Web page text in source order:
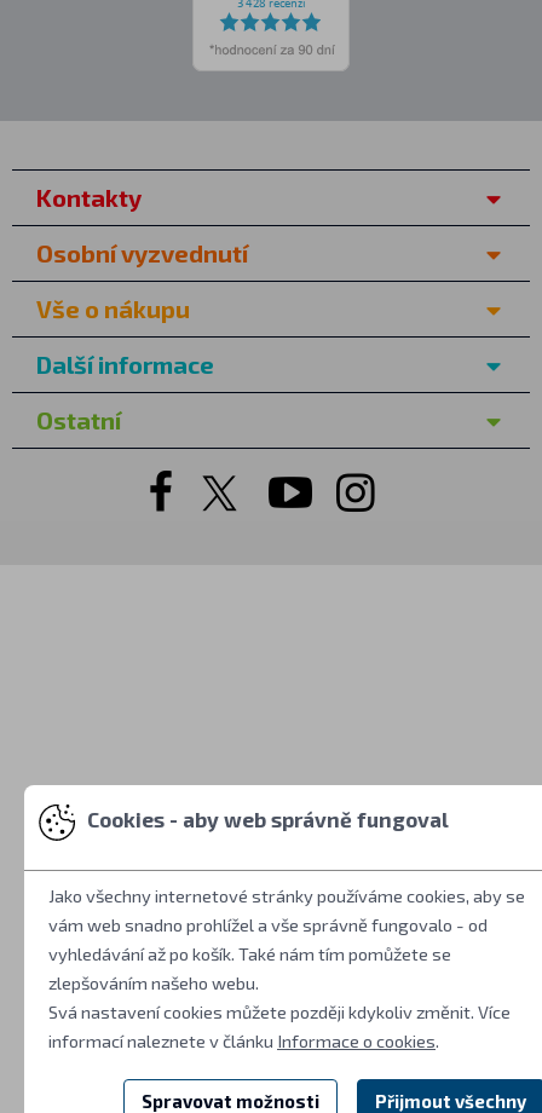
Kontakty
Osobní vyzvednutí
Vše o nákupu
Další informace
Ostatní
Cookies - aby web správně fungoval
Jako všechny internetové stránky používáme cookies, aby se
vám web snadno prohlížel a vše správně fungovalo - od
vyhledávání až po košík. Také nám tím pomůžete se
zlepšováním našeho webu.
Svá nastavení cookies můžete později kdykoliv změnit. Více
informací naleznete v článku Informace o cookies.
Spravovat možnosti Přijmout všechny